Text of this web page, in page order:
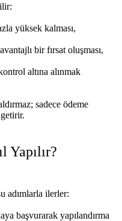
yüksek kalması,
bir fırsat oluşması,
altına alınmak
sadece ödeme
Yapılır?
adımlarla ilerler:
başvurarak yapılandırma